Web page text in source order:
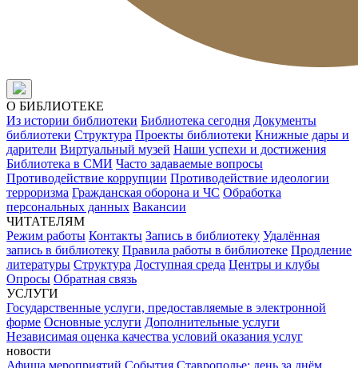
О БИБЛИОТЕКЕ
Из истории библиотеки Библиотека сегодня Документы
библиотеки Структура Проекты библиотеки Книжные дары и
дарители Виртуальный музей Наши успехи и достижения
Библиотека в СМИ Часто задаваемые вопросы
Противодействие коррупции Противодействие идеологии
терроризма Гражданская оборона и ЧС Обработка
персональных данных Вакансии
ЧИТАТЕЛЯМ
Режим работы Контакты Запись в библиотеку Удалённая
запись в библиотеку Правила работы в библиотеке Продление
литературы Структура Доступная среда Центры и клубы
Опросы Обратная связь
УСЛУГИ
Государственные услуги, предоставляемые в электронной
форме Основные услуги Дополнительные услуги
Независимая оценка качества условий оказания услуг
новости
Афиша мероприятий События Ставрополье: день за днём